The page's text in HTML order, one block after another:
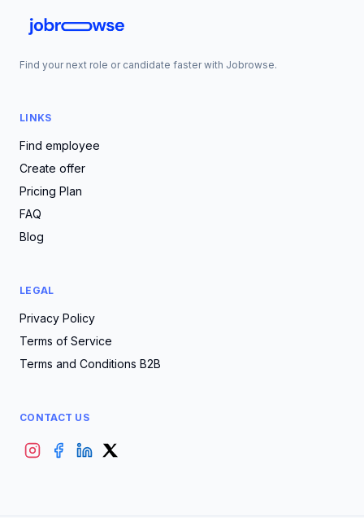
Find your next role or candidate faster with Jobrowse.
LINKS
Find employee
Create offer
Pricing Plan
FAQ
Blog
LEGAL
Privacy Policy
Terms of Service
Terms and Conditions B2B
CONTACT US